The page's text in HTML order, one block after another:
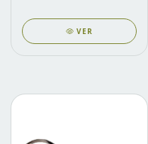
VER